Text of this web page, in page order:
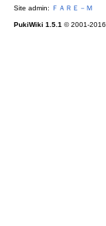
Site admin: ＦＡＲＥ－Ｍ
PukiWiki 1.5.1 © 2001-2016